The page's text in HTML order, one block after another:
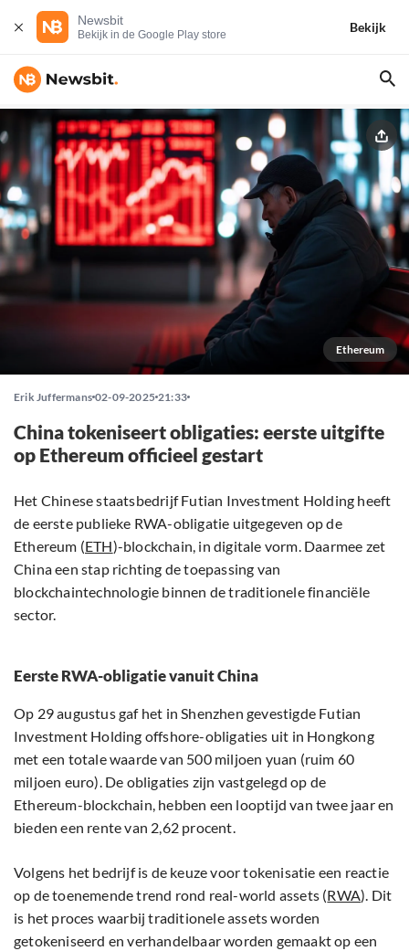
Newsbit
Bekijk in de Google Play store
Bekijk
Ethereum
Erik Juffermans 02-09-2025 21:33
China tokeniseert obligaties: eerste uitgifte
op Ethereum officieel gestart
Het Chinese staatsbedrijf Futian Investment Holding heeft
de eerste publieke RWA-obligatie uitgegeven op de
Ethereum (ETH)-blockchain, in digitale vorm. Daarmee zet
China een stap richting de toepassing van
blockchaintechnologie binnen de traditionele financiële
sector.
Eerste RWA-obligatie vanuit China
Op 29 augustus gaf het in Shenzhen gevestigde Futian
Investment Holding offshore-obligaties uit in Hongkong
met een totale waarde van 500 miljoen yuan (ruim 60
miljoen euro). De obligaties zijn vastgelegd op de
Ethereum-blockchain, hebben een looptijd van twee jaar en
bieden een rente van 2,62 procent.
Volgens het bedrijf is de keuze voor tokenisatie een reactie
op de toenemende trend rond real-world assets (RWA). Dit
is het proces waarbij traditionele assets worden
getokeniseerd en verhandelbaar worden gemaakt op een